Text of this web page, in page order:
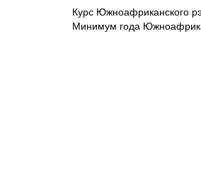
Курс Южноафриканского
Минимум года